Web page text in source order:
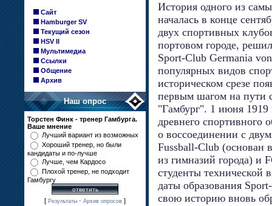
Сайт
Hamburger SV
Текущий сезон
HSV II
Мультимедиа
Ссылки
Общение
Архив
Наш опрос
Торстен Финк - тренер Гамбурга.
Ваше мнение
Лучший вариант из возможных
Хороший тренер, но были
кандидаты и по-лучше
Лучше, чем Кардосо
Плохой тренер, не подходит
Гамбургу
[ Результаты · Архив опросов ]
История одного из
началась в конце
двух спортивных
портовом городе,
Sport-Club Germania
популярных видов
историческом срезе
первым шагом на пути
"Гамбург". 1 июня 1919
древнего спортивного
о воссоединении с
Fussball-Club (основан
из гимназий города) и
студенты
даты образования
свою историю вновь